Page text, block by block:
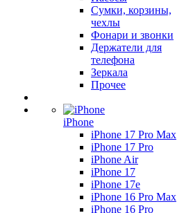
Сумки, корзины,
чехлы
Фонари и звонки
Держатели для
телефона
Зеркала
Прочее
iPhone
iPhone 17 Pro Max
iPhone 17 Pro
iPhone Air
iPhone 17
iPhone 17e
iPhone 16 Pro Max
iPhone 16 Pro